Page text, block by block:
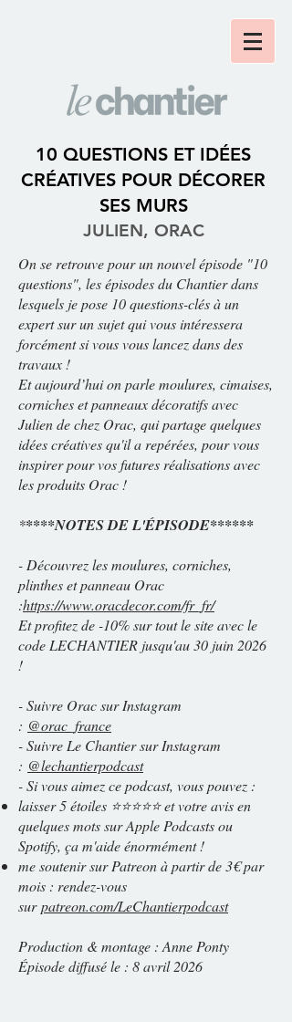
10 QUESTIONS ET IDÉES
CRÉATIVES POUR DÉCORER
SES MURS
JULIEN, ORAC
On se retrouve pour un nouvel épisode "10
questions", les épisodes du Chantier dans
lesquels je pose 10 questions-clés à un
expert sur un sujet qui vous intéressera
forcément si vous vous lancez dans des
travaux !
Et aujourd’hui on parle moulures, cimaises,
corniches et panneaux décoratifs avec
Julien de chez Orac, qui partage quelques
idées créatives qu'il a repérées, pour vous
inspirer pour vos futures réalisations avec
les produits Orac !
*****NOTES DE L'ÉPISODE******
- Découvrez les moulures, corniches,
plinthes et panneau Orac
:https://www.oracdecor.com/fr_fr/
Et profitez de -10% sur tout le site avec le
code LECHANTIER jusqu'au 30 juin 2026
!
- Suivre Orac sur Instagram
: @orac_france
- Suivre Le Chantier sur Instagram
: @lechantierpodcast
- Si vous aimez ce podcast, vous pouvez :
laisser 5 étoiles ⭐⭐⭐⭐⭐ et votre avis en
quelques mots sur Apple Podcasts ou
Spotify, ça m'aide énormément !
me soutenir sur Patreon à partir de 3€ par
mois : rendez-vous
surpatreon.com/LeChantierpodcast
Production & montage : Anne Ponty
Épisode diffusé le : 8 avril 2026